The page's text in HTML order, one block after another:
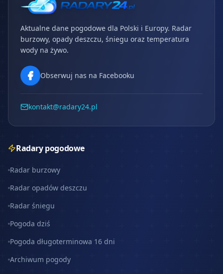
Aktualne dane pogodowe dla Polski i Europy. Radar
burzowy, opady deszczu, śniegu oraz temperatura
wody na żywo.
Obserwuj nas na Facebooku
kontakt@radary24.pl
Radary pogodowe
Radar burzowy
Radar opadów deszczu
Radar śniegu
Pogoda dziś
Pogoda długoterminowa 16 dni
Archiwum pogody